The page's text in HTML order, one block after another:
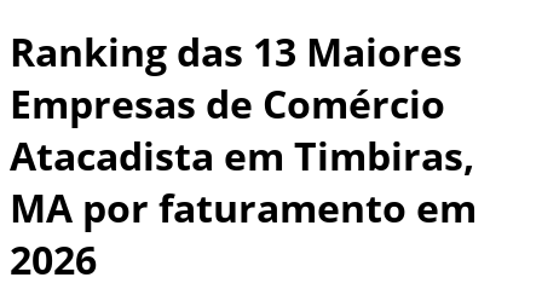
Ranking das 13 Maiores
Empresas de Comércio
Atacadista em Timbiras,
MA por faturamento em
2026